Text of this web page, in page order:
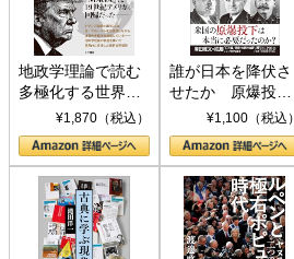
地政学理論で読む
多極化する世界：
トランプとBRICS
の挑戦
¥1,870（税込）
誰が日本を降伏さ
せたか 原爆投
下、ソ連参戦、そ
して聖断 (PHP新
書)
¥1,100（税込）